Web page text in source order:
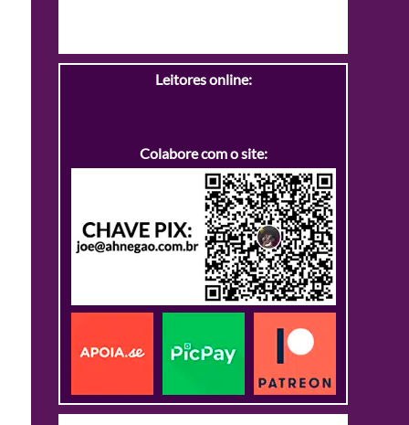
Leitores online:
Colabore com o site: